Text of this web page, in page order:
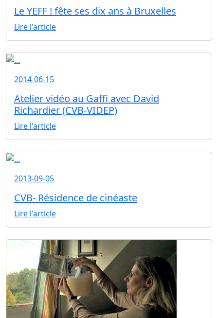
Le YEFF ! fête ses dix ans à Bruxelles
Lire l'article
2014-06-15
Atelier vidéo au Gaffi avec David
Richardier (CVB-VIDEP)
Lire l'article
2013-09-05
CVB- Résidence de cinéaste
Lire l'article